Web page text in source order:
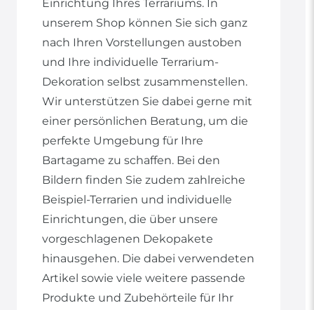
Einrichtung Ihres Terrariums. In
unserem Shop können Sie sich ganz
nach Ihren Vorstellungen austoben
und Ihre individuelle Terrarium-
Dekoration selbst zusammenstellen.
Wir unterstützen Sie dabei gerne mit
einer persönlichen Beratung, um die
perfekte Umgebung für Ihre
Bartagame zu schaffen. Bei den
Bildern finden Sie zudem zahlreiche
Beispiel-Terrarien und individuelle
Einrichtungen, die über unsere
vorgeschlagenen Dekopakete
hinausgehen. Die dabei verwendeten
Artikel sowie viele weitere passende
Produkte und Zubehörteile für Ihr